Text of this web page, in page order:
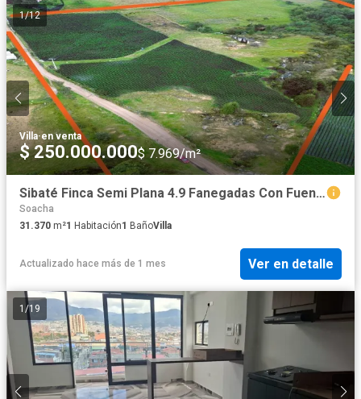
1/12
Villa·en venta
$ 250.000.000$ 7.969/m²
Sibaté Finca Semi Plana 4.9 Fanegadas Con Fuentes De Agua Y Fácil Acceso – ¡Su Refugio Ideal!
Soacha
31.370 m²1 Habitación1 BañoVilla
Actualizado hace más de 1 mes Ver en detalle
1 /19